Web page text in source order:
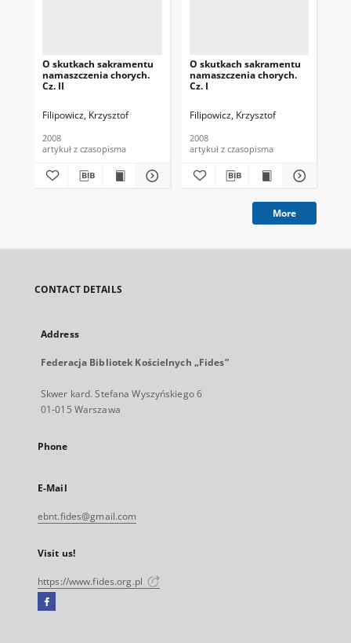
O skutkach sakramentu
namaszczenia chorych.
Cz. II
Filipowicz, Krzysztof
2008
artykuł z czasopisma
O skutkach sakramentu
namaszczenia chorych.
Cz. I
Filipowicz, Krzysztof
2008
artykuł z czasopisma
More
CONTACT DETAILS
Address
Federacja Bibliotek Kościelnych „Fides”
Skwer kard. Stefana Wyszyńskiego 6
01-015 Warszawa
Phone
E-Mail
ebnt.fides@gmail.com
Visit us!
https://www.fides.org.pl
Facebook